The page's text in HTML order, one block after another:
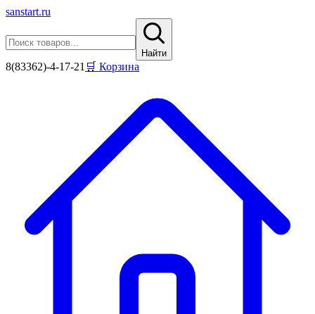
sanstart.ru
Найти
8(83362)-4-17-21 🛒 Корзина